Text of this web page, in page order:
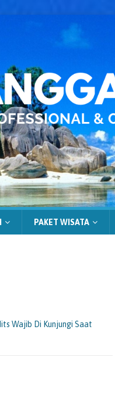
PAKET WISATA
Wajib Di Kunjungi Saat